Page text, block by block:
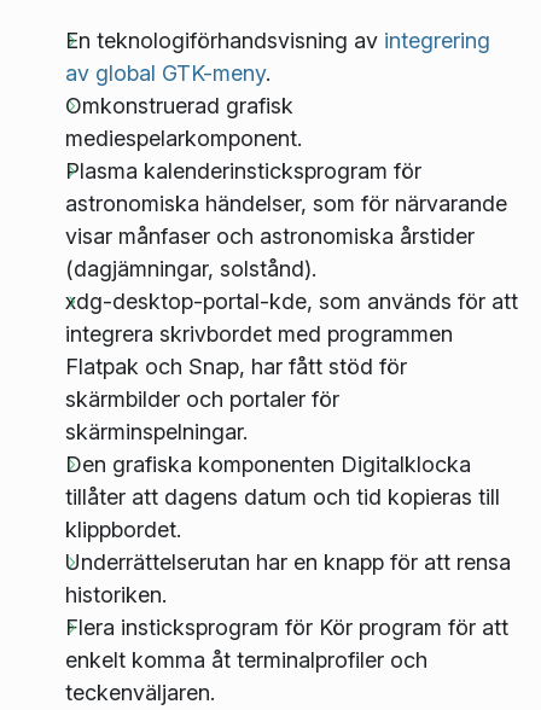
En teknologiförhandsvisning av integrering
av global GTK-meny.
Omkonstruerad grafisk
mediespelarkomponent.
Plasma kalenderinsticksprogram för
astronomiska händelser, som för närvarande
visar månfaser och astronomiska årstider
(dagjämningar, solstånd).
xdg-desktop-portal-kde, som används för att
integrera skrivbordet med programmen
Flatpak och Snap, har fått stöd för
skärmbilder och portaler för
skärminspelningar.
Den grafiska komponenten Digitalklocka
tillåter att dagens datum och tid kopieras till
klippbordet.
Underrättelserutan har en knapp för att rensa
historiken.
Flera insticksprogram för Kör program för att
enkelt komma åt terminalprofiler och
teckenväljaren.